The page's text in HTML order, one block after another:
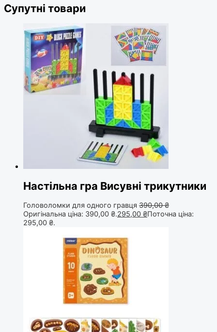
Супутні товари
Настільна гра Висувні трикутники
Головоломки для одного гравця 390,00₴
Оригінальна ціна: 390,00 ₴.295,00 ₴Поточна ціна:
295,00 ₴.